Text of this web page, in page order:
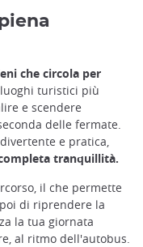
che circola per
turistici più
e scendere
delle fermate.
e pratica,
tranquillità.
il che permette
di riprendere la
la tua giornata
al ritmo dell'autobus.